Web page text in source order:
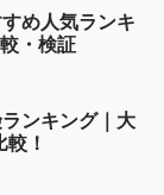
め人気ランキ
・検証
ンキング｜大
！